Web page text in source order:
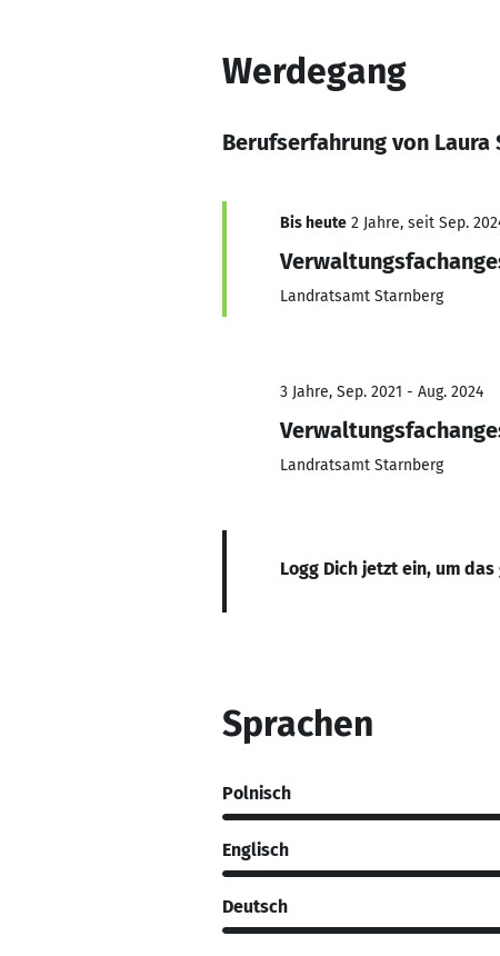
Werdegang
Berufserfahrung von Laura
Bis heute 2 Jahre, seit Sep.
Landratsamt Starnberg
3 Jahre, Sep. 2021 - Aug. 2024
Landratsamt Starnberg
Logg Dich jetzt ein, um
Sprachen
Polnisch
Englisch
Deutsch